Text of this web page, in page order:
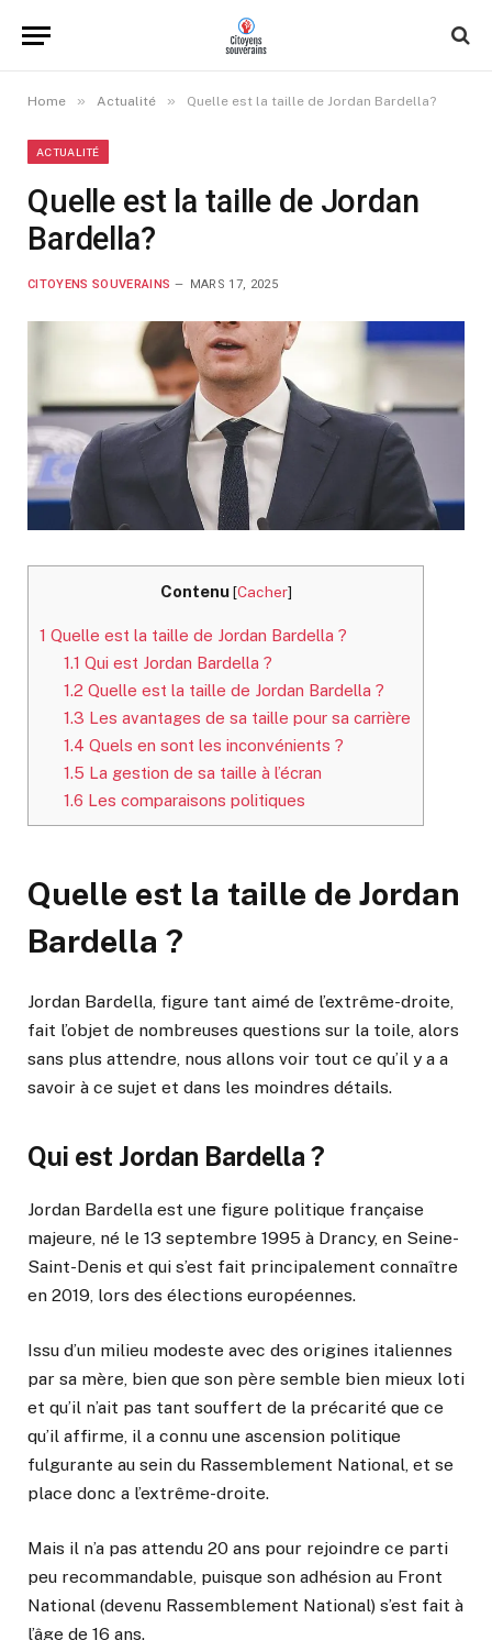
Home » Actualité » Quelle est la taille de Jordan Bardella?
ACTUALITÉ
Quelle est la taille de Jordan
Bardella?
CITOYENS SOUVERAINS MARS 17, 2025
Contenu [Cacher]
1 Quelle est la taille de Jordan Bardella ?
1.1 Qui est Jordan Bardella ?
1.2 Quelle est la taille de Jordan Bardella ?
1.3 Les avantages de sa taille pour sa carrière
1.4 Quels en sont les inconvénients ?
1.5 La gestion de sa taille à l’écran
1.6 Les comparaisons politiques
Quelle est la taille de Jordan
Bardella ?
Jordan Bardella, figure tant aimé de l’extrême-droite,
fait l’objet de nombreuses questions sur la toile, alors
sans plus attendre, nous allons voir tout ce qu’il y a a
savoir à ce sujet et dans les moindres détails.
Qui est Jordan Bardella ?
Jordan Bardella est une figure politique française
majeure, né le 13 septembre 1995 à Drancy, en Seine-
Saint-Denis et qui s’est fait principalement connaître
en 2019, lors des élections européennes.
Issu d’un milieu modeste avec des origines italiennes
par sa mère, bien que son père semble bien mieux loti
et qu’il n’ait pas tant souffert de la précarité que ce
qu’il affirme, il a connu une ascension politique
fulgurante au sein du Rassemblement National, et se
place donc a l’extrême-droite.
Mais il n’a pas attendu 20 ans pour rejoindre ce parti
peu recommandable, puisque son adhésion au Front
National (devenu Rassemblement National) s’est fait à
l’âge de 16 ans.